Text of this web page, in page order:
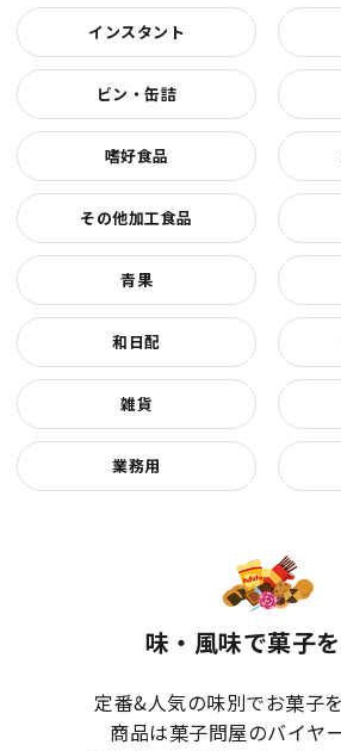
インスタント
ビン・缶詰
嗜好食品
その他加工食品
青果
和日配
雑貨
業務用
味・風味で菓子
定番&人気の味別でお菓子を
商品は菓子問屋のバイヤ